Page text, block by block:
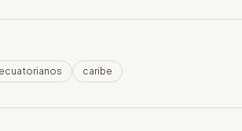
caribe